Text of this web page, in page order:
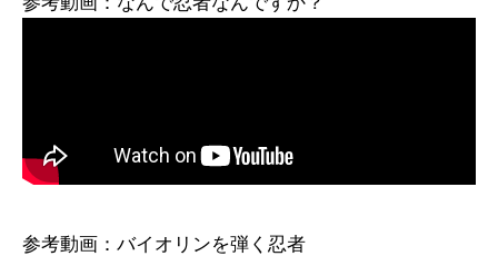
参考動画：バイオリンを弾く忍者